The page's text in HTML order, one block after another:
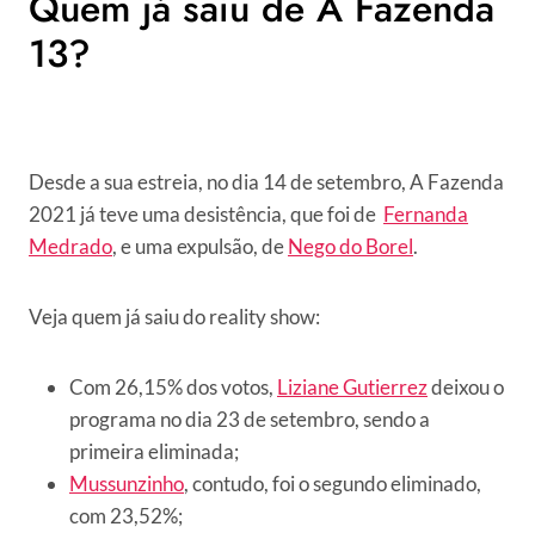
13?
Desde a sua estreia, no dia 14 de setembro, A Fazenda
2021 já teve uma desistência, que foi de Fernanda
Medrado, e uma expulsão, deNego do Borel.
Veja quem já saiu do reality show:
Com 26,15% dos votos, Liziane Gutierrezdeixou o
programa no dia 23 de setembro, sendo a
primeira eliminada;
Mussunzinho, contudo, foi o segundo eliminado,
com 23,52%;